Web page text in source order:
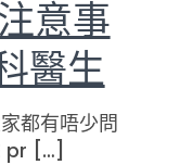
意事
醫生
都有唔少問
pr […]